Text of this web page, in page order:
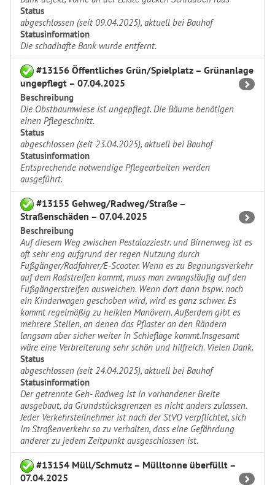
Status
abgeschlossen (seit 09.04.2025), aktuell bei Bauhof
Statusinformation
Die schadhafte Bank wurde entfernt.
#13156 Öffentliches Grün/Spielplatz – Grünanlage
ungepflegt – 07.04.2025
Beschreibung
Die Obstbaumwiese ist ungepflegt. Die Bäume benötigen
einen Pflegeschnitt.
Status
abgeschlossen (seit 23.04.2025), aktuell bei Bauhof
Statusinformation
Entsprechende notwendige Pflegearbeiten werden
ausgeführt.
#13155 Gehweg/Radweg/Straße –
Straßenschäden – 07.04.2025
Beschreibung
Auf diesem Weg zwischen Pestalozziestr. und Birnenweg ist es
oft sehr eng aufgrund der regen Nutzung durch
Fußgänger/Radfahrer/E-Scooter. Wenn es zu Begnungsverkehr
auf dem Radstreifen kommt, muss man zwangsläufig auf den
Fußgängerstreifen ausweichen. Wenn dort dann bspw. noch
ein Kinderwagen geschoben wird, wird es ganz schwer. Es
kommt regelmäßig zu heiklen Manövern. Außerdem gibt es
mehrere Stellen, an denen das Pflaster an den Rändern
langsam aber sicher weiter in Schieflage kommt.Insgesamt
wäre eine Verbreiterung sehr schön und hilfreich. Vielen Dank.
Status
abgeschlossen (seit 24.04.2025), aktuell bei Bauhof
Statusinformation
Der getrennte Geh- Radweg ist in vorhandener Breite
ausgebaut, da Grundstücksgrenzen es nicht anders zulassen.
Jeder Verkehrsteilnehmer ist nach der StVO verpflichtet, sich
im Straßenverkehr so zu verhalten, dass eine Gefährdung
anderer zu jedem Zeitpunkt ausgeschlossen ist.
#13154 Müll/Schmutz – Mülltonne überfüllt –
07.04.2025